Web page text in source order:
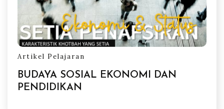
Artikel Pelajaran
BUDAYA SOSIAL EKONOMI DAN
PENDIDIKAN